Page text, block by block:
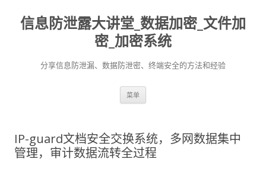
信息防泄露大讲堂_数据加密_文件加
密_加密系统
分享信息防泄漏、数据防泄密、终端安全的方法和经验
菜单
IP-guard文档安全交换系统，多网数据集中
管理，审计数据流转全过程